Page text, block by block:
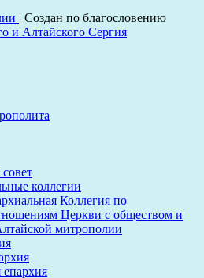
| Создан по благословению
и Алтайского Сергия
коллегии
Коллегия по
Церкви с обществом и
митрополии
епархия